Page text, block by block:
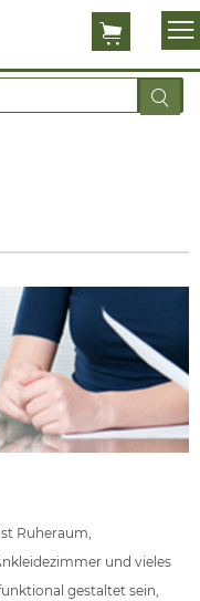
Ruheraum,
und vieles
gestaltet sein,